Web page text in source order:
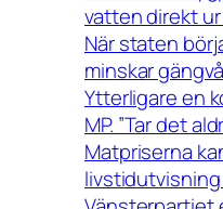
vatten direkt
När staten
minskar
Ytterligare en
MP. ”Tar det
Matpriserna